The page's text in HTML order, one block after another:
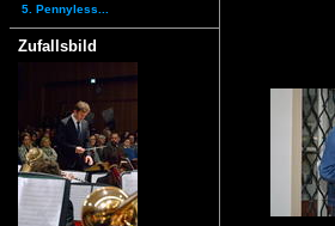
5. Pennyless...
Zufallsbild